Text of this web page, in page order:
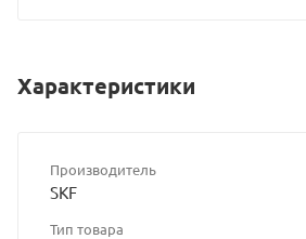
Характеристики
Производитель
SKF
Тип товара